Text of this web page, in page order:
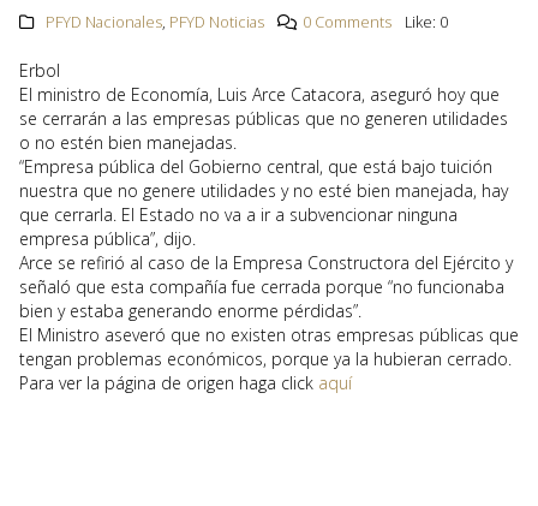
PFYD Nacionales, PFYD Noticias 0 Comments Like: 0
Erbol
El ministro de Economía, Luis Arce Catacora, aseguró hoy que
se cerrarán a las empresas públicas que no generen utilidades
o no estén bien manejadas.
“Empresa pública del Gobierno central, que está bajo tuición
nuestra que no genere utilidades y no esté bien manejada, hay
que cerrarla. El Estado no va a ir a subvencionar ninguna
empresa pública”, dijo.
Arce se refirió al caso de la Empresa Constructora del Ejército y
señaló que esta compañía fue cerrada porque “no funcionaba
bien y estaba generando enorme pérdidas”.
El Ministro aseveró que no existen otras empresas públicas que
tengan problemas económicos, porque ya la hubieran cerrado.
Para ver la página de origen haga click aquí